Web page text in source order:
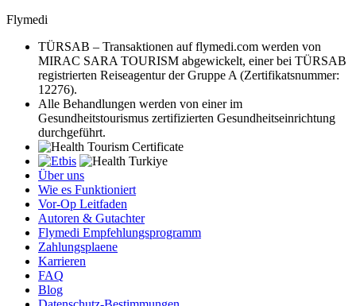
Flymedi
TÜRSAB – Transaktionen auf flymedi.com werden von
MIRAC SARA TOURISM abgewickelt, einer bei TÜRSAB
registrierten Reiseagentur der Gruppe A (Zertifikatsnummer:
12276).
Alle Behandlungen werden von einer im
Gesundheitstourismus zertifizierten Gesundheitseinrichtung
durchgeführt.
Über uns
Wie es Funktioniert
Vor-Op Leitfaden
Autoren & Gutachter
Flymedi Empfehlungsprogramm
Zahlungsplaene
Karrieren
FAQ
Blog